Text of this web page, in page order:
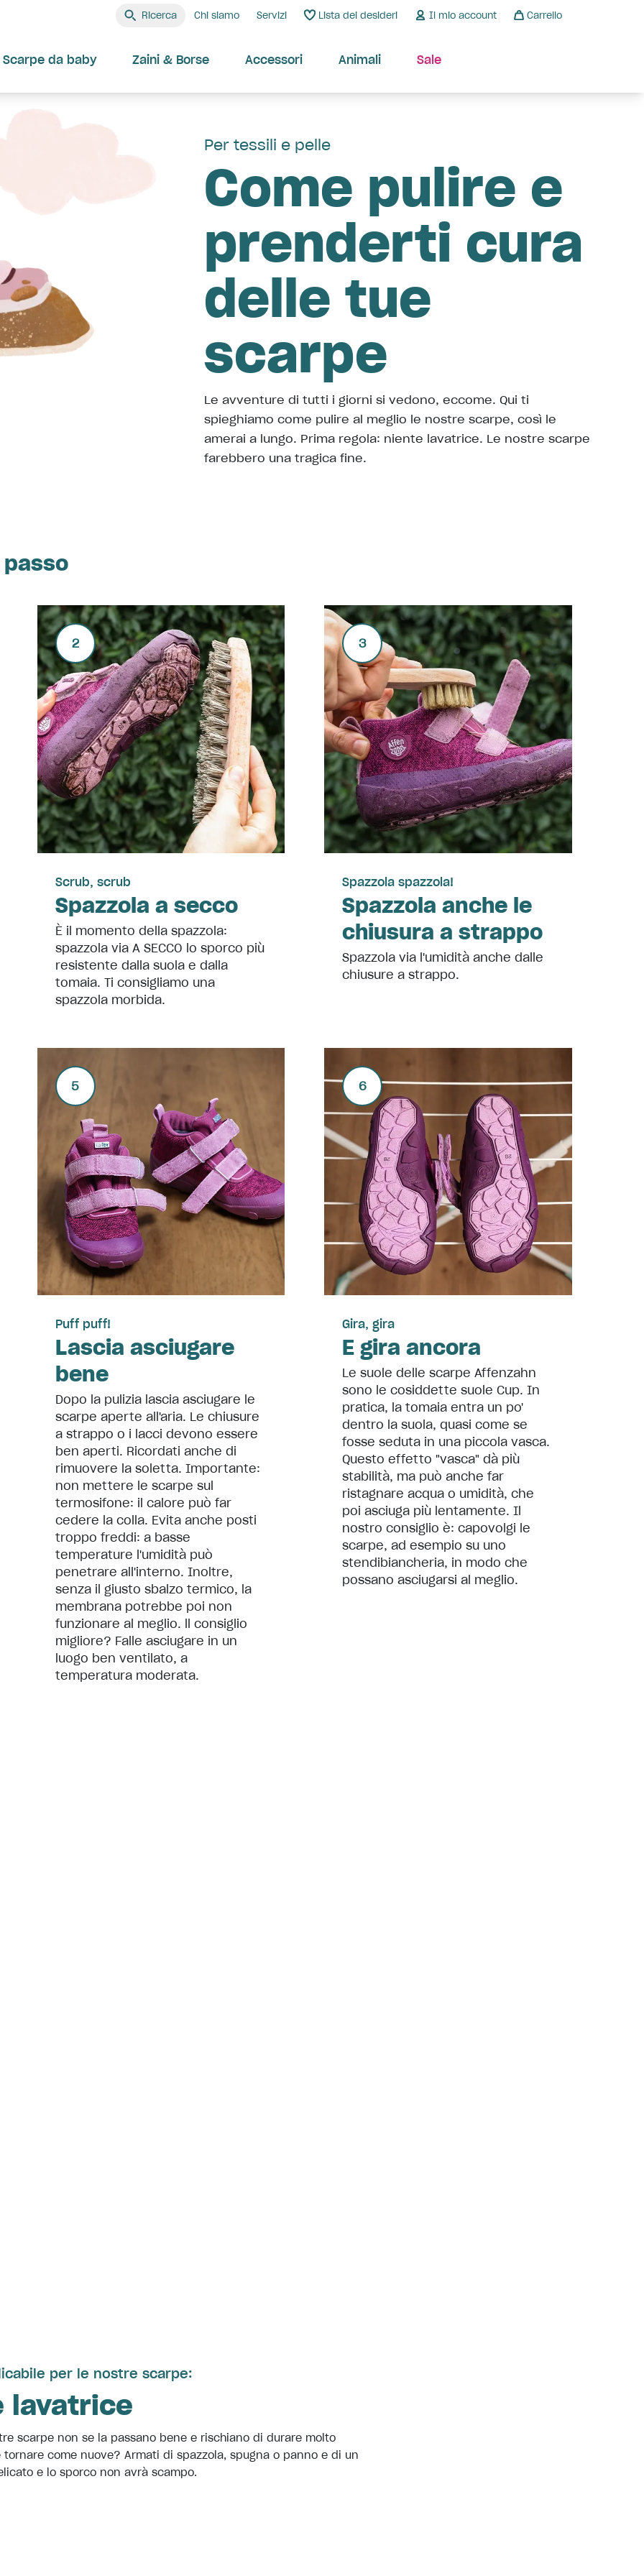
Ricerca Chi siamo Servizi Lista dei desideri Il mio account Carrello
Scarpe da baby Zaini & Borse Accessori Animali Sale
Per tessili e pelle
Come pulire e
prenderti cura
delle tue
scarpe
Le avventure di tutti i giorni si vedono, eccome. Qui ti
spieghiamo come pulire al meglio le nostre scarpe, così le
amerai a lungo. Prima regola: niente lavatrice. Le nostre scarpe
farebbero una tragica fine.
2
Scrub, scrub
Spazzola a secco
È il momento della spazzola:
spazzola via A SECCO lo sporco più
resistente dalla suola e dalla
tomaia. Ti consigliamo una
spazzola morbida.
3
Spazzola spazzola!
Spazzola anche le
chiusura a strappo
Spazzola via l'umidità anche dalle
chiusure a strappo.
5
Puff puff!
Lascia asciugare
bene
Dopo la pulizia lascia asciugare le
scarpe aperte all'aria. Le chiusure
a strappo o i lacci devono essere
ben aperti. Ricordati anche di
rimuovere la soletta. Importante:
non mettere le scarpe sul
termosifone: il calore può far
cedere la colla. Evita anche posti
troppo freddi: a basse
temperature l'umidità può
penetrare all'interno. Inoltre,
senza il giusto sbalzo termico, la
membrana potrebbe poi non
funzionare al meglio. ll consiglio
migliore? Falle asciugare in un
luogo ben ventilato, a
temperatura moderata.
6
Gira, gira
E gira ancora
Le suole delle scarpe Affenzahn
sono le cosiddette suole Cup. In
pratica, la tomaia entra un po'
dentro la suola, quasi come se
fosse seduta in una piccola vasca.
Questo effetto "vasca" dà più
stabilità, ma può anche far
ristagnare acqua o umidità, che
poi asciuga più lentamente. Il
nostro consiglio è: capovolgi le
scarpe, ad esempio su uno
stendibiancheria, in modo che
possano asciugarsi al meglio.
per le nostre scarpe:
lavatrice
scarpe non se la passano bene e rischiano di durare molto
tornare come nuove? Armati di spazzola, spugna o panno e di un
e lo sporco non avrà scampo.